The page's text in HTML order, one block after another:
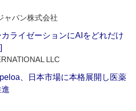
ャパン株式会社
ライゼーションにAIをどれだけ
LLC
、日本市場に本格展開し医薬